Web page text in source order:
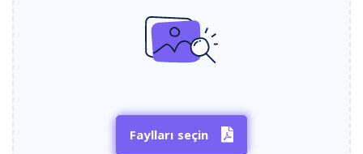
Faylları seçin